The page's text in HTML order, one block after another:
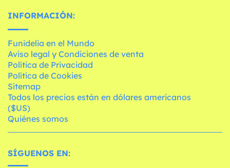
INFORMACIÓN:
Funidelia en el Mundo
Aviso legal y Condiciones de venta
Política de Privacidad
Política de Cookies
Sitemap
Todos los precios están en dólares americanos
($US)
Quiénes somos
SÍGUENOS EN: